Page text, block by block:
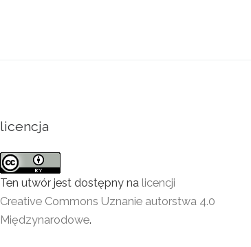
licencja
Ten utwór jest dostępny na licencji
Creative Commons Uznanie autorstwa 4.0
Międzynarodowe.